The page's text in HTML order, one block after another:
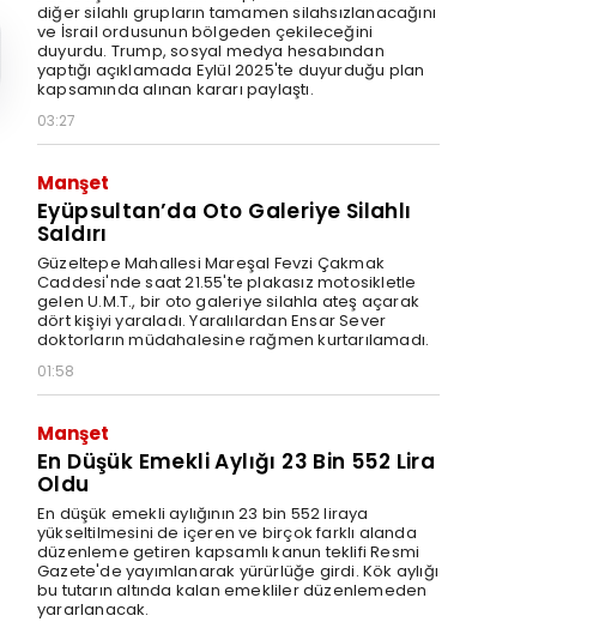
diğer silahlı grupların tamamen silahsızlanacağını
ve İsrail ordusunun bölgeden çekileceğini
duyurdu. Trump, sosyal medya hesabından
yaptığı açıklamada Eylül 2025'te duyurduğu plan
kapsamında alınan kararı paylaştı.
03:27
Manşet
Eyüpsultan’da Oto Galeriye Silahlı
Saldırı
Güzeltepe Mahallesi Mareşal Fevzi Çakmak
Caddesi'nde saat 21.55'te plakasız motosikletle
gelen U.M.T., bir oto galeriye silahla ateş açarak
dört kişiyi yaraladı. Yaralılardan Ensar Sever
doktorların müdahalesine rağmen kurtarılamadı.
01:58
Manşet
En Düşük Emekli Aylığı 23 Bin 552 Lira
Oldu
En düşük emekli aylığının 23 bin 552 liraya
yükseltilmesini de içeren ve birçok farklı alanda
düzenleme getiren kapsamlı kanun teklifi Resmi
Gazete'de yayımlanarak yürürlüğe girdi. Kök aylığı
bu tutarın altında kalan emekliler düzenlemeden
yararlanacak.